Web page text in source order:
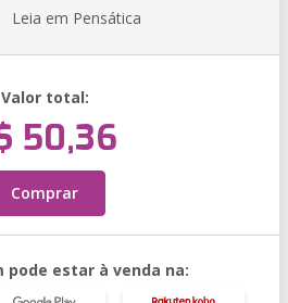
Leia em Pensática
Valor total:
50,36
Comprar
pode estar à venda na: